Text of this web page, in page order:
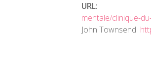
URL:
mentale/clinique-
John Townsend